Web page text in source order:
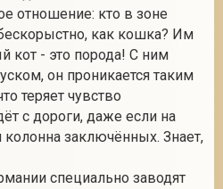
отношение: кто в зоне
как кошка? Им
кот - это порода! С ним
он проникается таким
теряет чувство
с дороги, даже если на
колонна заключённых. Знает,
специально заводят